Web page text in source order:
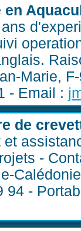
Marie, F-
- Email :
de
-
Calédonie
94 -